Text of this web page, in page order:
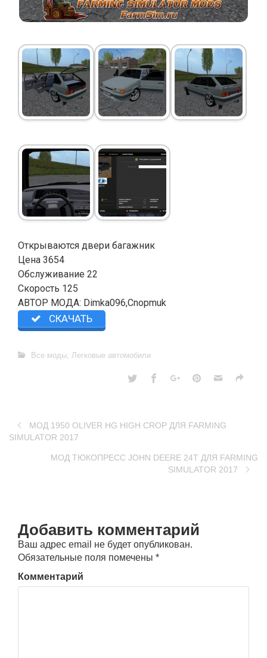
Открываются двери багажник
Цена 3654
Обслуживание 22
Скорость 125
АВТОР МОДА: Dimka096,Cnopmuk
СКАЧАТЬ
Все моды, Легковые автомобили
МОД 1950 OLIVER HG HIGH CROP ДЛЯ FARMING
SIMULATOR 2017
МОД ТЮКОПРЕСС JOHN DEERE 24T ДЛЯ FARMING
SIMULATOR 2017
Добавить комментарий
Ваш адрес email не будет опубликован.
Обязательные поля помечены *
Комментарий